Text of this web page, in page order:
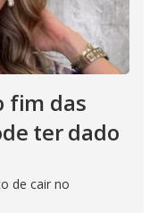
fim das
ter dado
de cair no